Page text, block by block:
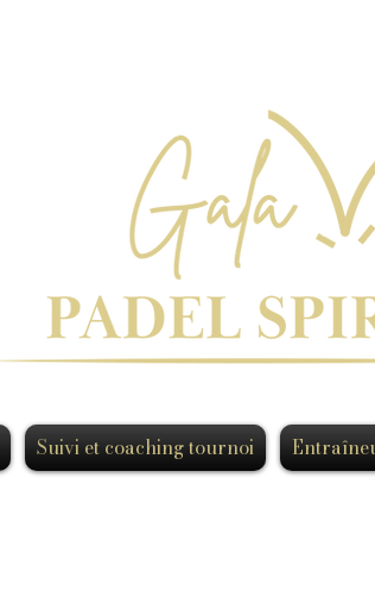
Suivi et coaching tournoi